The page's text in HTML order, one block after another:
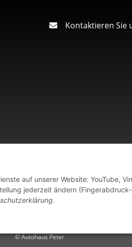
auf unserer Website: YouTube,
jederzeit ändern
.
Kontaktieren Sie
Vertrag widerrufen
© Autohaus Peter